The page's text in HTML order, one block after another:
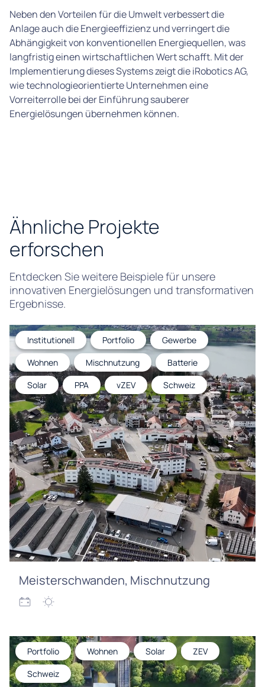
Neben den Vorteilen für die Umwelt verbessert die
Anlage auch die Energieeffizienz und verringert die
Abhängigkeit von konventionellen Energiequellen, was
langfristig einen wirtschaftlichen Wert schafft. Mit der
Implementierung dieses Systems zeigt die iRobotics AG,
wie technologieorientierte Unternehmen eine
Vorreiterrolle bei der Einführung sauberer
Energielösungen übernehmen können.
Ähnliche Projekte
erforschen
Entdecken Sie weitere Beispiele für unsere
innovativen Energielösungen und transformativen
Ergebnisse.
Institutionell Portfolio
Gewerbe
Wohnen
Mischnutzung
Batterie
Solar
PPA vZEV Schweiz
Meisterschwanden, Mischnutzung
Portfolio Wohnen Solar
ZEV
Schweiz